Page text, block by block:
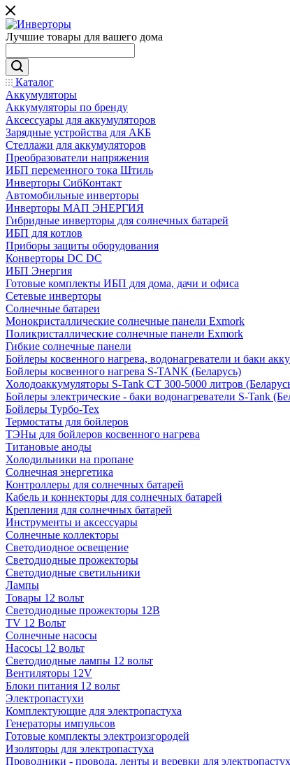
Лучшие товары для вашего дома
Каталог
Аккумуляторы
Аккумуляторы по бренду
Аксессуары для аккумуляторов
Зарядные устройства для АКБ
Стеллажи для аккумуляторов
Преобразователи напряжения
ИБП переменного тока Штиль
Инверторы СибКонтакт
Автомобильные инверторы
Инверторы МАП ЭНЕРГИЯ
Гибридные инверторы для солнечных батарей
ИБП для котлов
Приборы защиты оборудования
Конверторы DC DC
ИБП Энергия
Готовые комплекты ИБП для дома, дачи и офиса
Сетевые инверторы
Солнечные батареи
Монокристаллические солнечные панели Exmork
Поликристаллические солнечные панели Exmork
Гибкие солнечные панели
Бойлеры косвенного нагрева, водонагреватели и баки
Бойлеры косвенного нагрева S-TANK (Беларусь)
Холодоаккумуляторы S-Tank СТ 300-5000 литров
Бойлеры электрические - баки водонагреватели S-Tank
Бойлеры Турбо-Тех
Термостаты для бойлеров
ТЭНы для бойлеров косвенного нагрева
Титановые аноды
Холодильники на пропане
Солнечная энергетика
Контроллеры для солнечных батарей
Кабель и коннекторы для солнечных батарей
Крепления для солнечных батарей
Инструменты и аксессуары
Солнечные коллекторы
Светодиодное освещение
Светодиодные прожекторы
Светодиодные светильники
Лампы
Товары 12 вольт
Светодиодные прожекторы 12В
TV 12 Вольт
Солнечные насосы
Насосы 12 вольт
Светодиодные лампы 12 вольт
Вентиляторы 12V
Блоки питания 12 вольт
Электропастухи
Комплектующие для электропастуха
Генераторы импульсов
Готовые комплекты электроизгородей
Изоляторы для электропастуха
Проводники - провода, ленты и веревки для